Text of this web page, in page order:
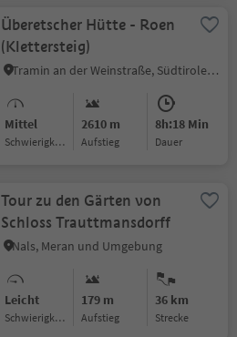
Überetscher Hütte - Roen
(Klettersteig)
Tramin an der Weinstraße, Südtiroler Weinstraße
Mittel
Schwierigkeitsgrad
2610 m
Aufstieg
8h:18 Min
Dauer
Tour zu den Gärten von
Schloss Trauttmansdorff
Nals, Meran und Umgebung
Leicht
Schwierigkeitsgrad
179 m
Aufstieg
36 km
Strecke